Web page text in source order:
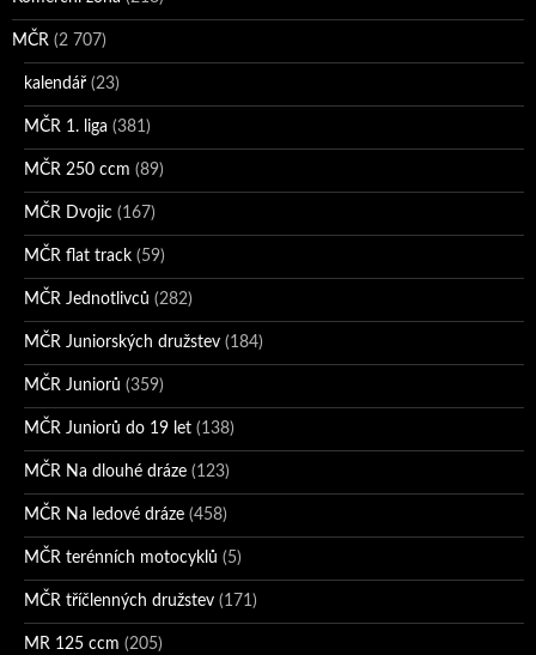
MČR (2 707)
kalendář (23)
MČR 1. liga (381)
MČR 250 ccm (89)
MČR Dvojic (167)
MČR flat track (59)
MČR Jednotlivců (282)
MČR Juniorských družstev (184)
MČR Juniorů (359)
MČR Juniorů do 19 let (138)
MČR Na dlouhé dráze (123)
MČR Na ledové dráze (458)
MČR terénních motocyklů (5)
MČR tříčlenných družstev (171)
MR 125 ccm (205)